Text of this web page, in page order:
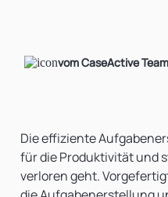
vom CaseActive Team
Die effiziente
für die Produktivität und
verloren geht.